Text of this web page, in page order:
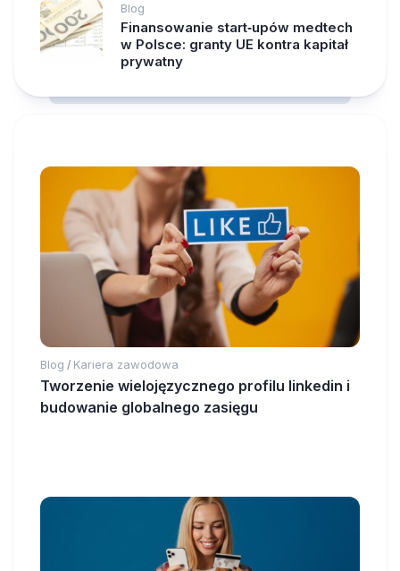
Blog
Finansowanie start‑upów medtech
w Polsce: granty UE kontra kapitał
prywatny
Blog / Kariera zawodowa
Tworzenie wielojęzycznego profilu linkedin i
budowanie globalnego zasięgu